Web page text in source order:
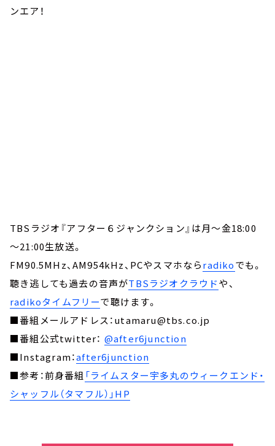
ンエア！
TBSラジオ『アフター６ジャンクション』は月～金18:00
～21:00生放送。
FM90.5MHz、AM954kHz、PCやスマホならradikoでも。
聴き逃しても過去の音声がTBSラジオクラウドや、
radikoタイムフリーで聴けます。
■番組メールアドレス：utamaru@tbs.co.jp
■番組公式twitter： @after6junction
■Instagram：after6junction
■参考：前身番組 「ライムスター宇多丸のウィークエンド・
シャッフル（タマフル）」HP